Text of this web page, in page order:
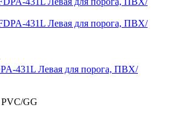
431L Левая для порога, ПВХ/
GG